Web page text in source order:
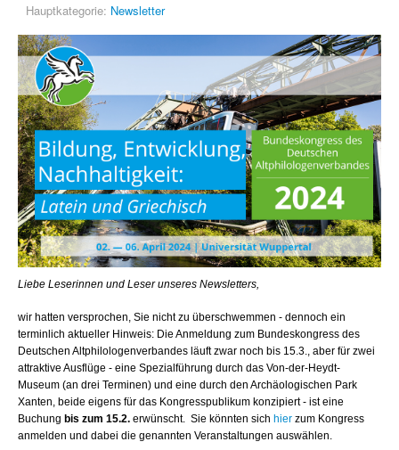
Hauptkategorie: Newsletter
Liebe Leserinnen und Leser unseres Newsletters,
wir hatten versprochen, Sie nicht zu überschwemmen - dennoch ein
terminlich aktueller Hinweis: Die Anmeldung zum Bundeskongress des
Deutschen Altphilologenverbandes läuft zwar noch bis 15.3., aber für zwei
attraktive Ausflüge - eine Spezialführung durch das Von-der-Heydt-
Museum (an drei Terminen) und eine durch den Archäologischen Park
Xanten, beide eigens für das Kongresspublikum konzipiert - ist eine
Buchung bis zum 15.2. erwünscht. Sie könnten sich hier zum Kongress
anmelden und dabei die genannten Veranstaltungen auswählen.